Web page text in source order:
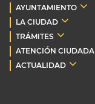
AYUNTAMIENTO
LA CIUDAD
TRÁMITES
ATENCIÓN
ACTUALIDAD